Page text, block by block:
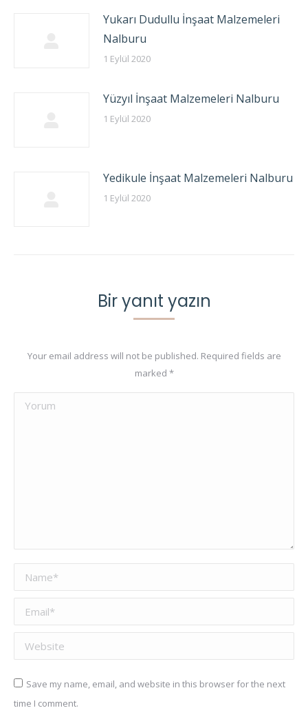
Yukarı Dudullu İnşaat Malzemeleri
Nalburu
1 Eylül 2020
Yüzyıl İnşaat Malzemeleri Nalburu
1 Eylül 2020
Yedikule İnşaat Malzemeleri Nalburu
1 Eylül 2020
Bir yanıt yazın
Your email address will not be published. Required fields are
marked *
Yorum
Name *
Email *
Website
Save my name, email, and website in this browser for the next
time I comment.